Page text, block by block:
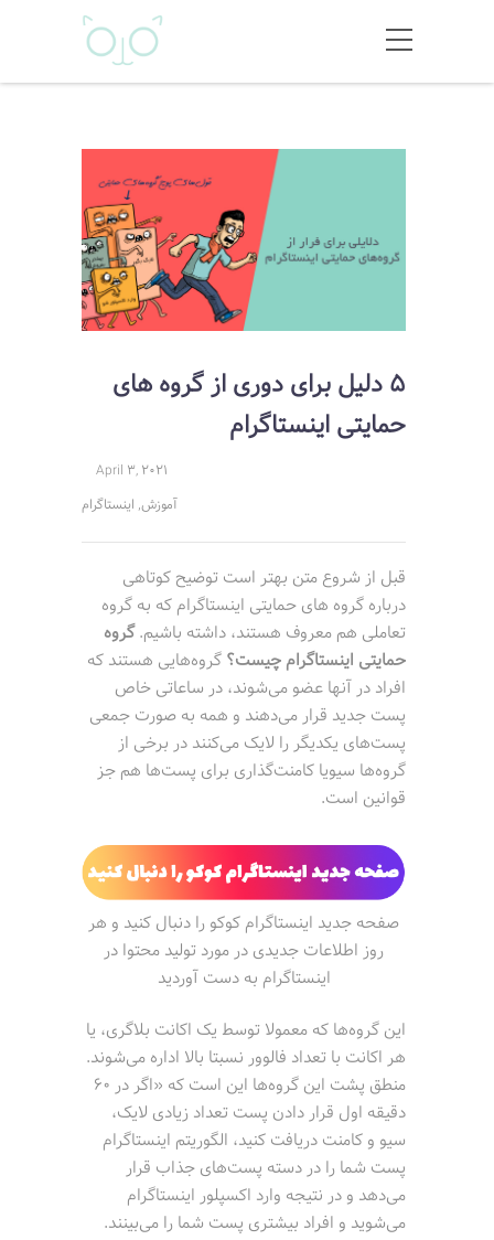
5 دلیل برای دوری از گروه های
حمایتی اینستاگرام
April 3, 2021
آموزش, اینستاگرام
قبل از شروع متن بهتر است توضیح کوتاهی
درباره گروه های حمایتی اینستاگرام که به گروه
تعاملی هم معروف هستند، داشته باشیم.گروه
حمایتی اینستاگرام چیست؟ گروه‌هایی هستند که
افراد در آنها عضو می‌شوند، در ساعاتی خاص
پست جدید قرار می‌دهند و همه به صورت جمعی
پست‌های یکدیگر را لایک می‌کنند در برخی از
گروه‌ها سیویا کامنت‌گذاری برای پست‌ها هم جز
قوانین است.
صفحه جدید اینستاگرام کوکو را دنبال کنید و هر
روز اطلاعات جدیدی در مورد تولید محتوا در
اینستاگرام به دست آوردید
این گروه‌ها که معمولا توسط یک اکانت بلاگری، یا
هر اکانت با تعداد فالوور نسبتا بالا اداره می‌شوند.
منطق پشت این گروه‌ها این است که «اگر در 60
دقیقه اول قرار دادن پست تعداد زیادی لایک،
سیو و کامنت دریافت کنید، الگوریتم اینستاگرام
پست شما را در دسته پست‌های جذاب قرار
می‌دهد و در نتیجه وارد اکسپلور اینستاگرام
می‌شوید و افراد بیشتری پست شما را می‌بینند.